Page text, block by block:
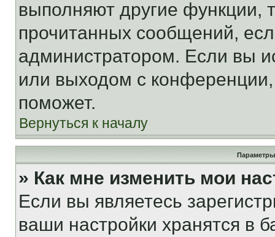
выполняют другие функции,
прочитанных сообщений,
администратором. Если вы
или выходом с
поможет.
Вернуться к началу
Параметры
» Как мне изменить мои
Если вы являетесь
ваши настройки хранятся в